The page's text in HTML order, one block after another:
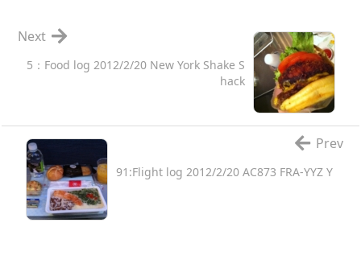
5：Food log 2012/2/20 New York Shake S
hack
Next
91:Flight log 2012/2/20 AC873 FRA-YYZ Y
Prev